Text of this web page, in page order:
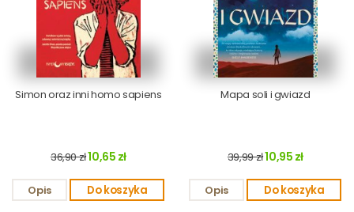
Simon oraz inni homo sapiens
36,90 zł10,65 zł
Opis Do koszyka
Mapa soli i gwiazd
39,99 zł10,95 zł
Opis Do koszyka